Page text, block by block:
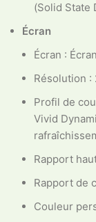
(Solid State
Écran
Écran :
Résolution :
Profil de
Vivid
Rapport
Rapport de
Couleur